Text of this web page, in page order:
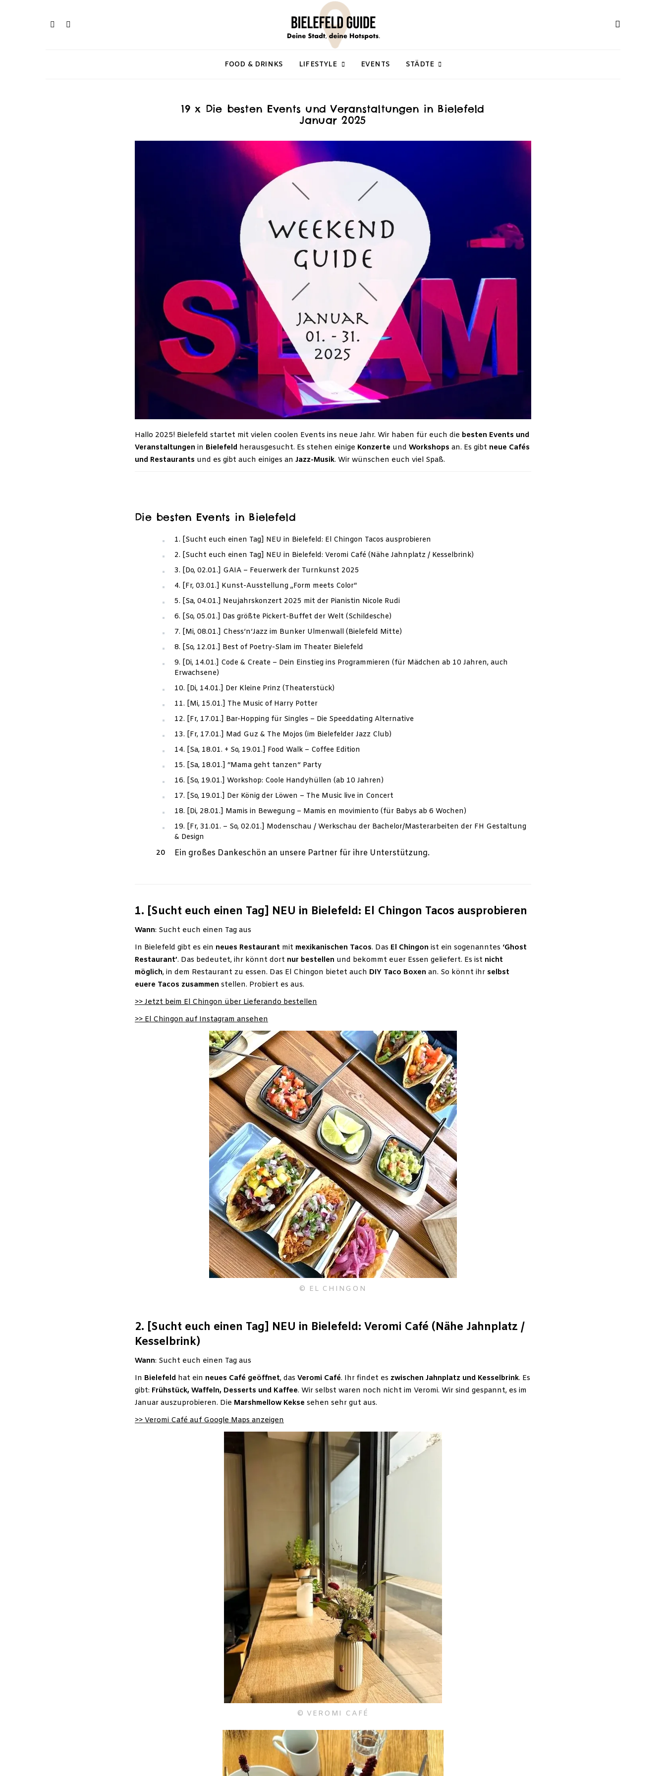
FOOD & DRINKS LIFESTYLE EVENTS STÄDTE
19 x Die besten Events und Veranstaltungen in Bielefeld
Januar 2025
Hallo 2025! Bielefeld startet mit vielen coolen Events ins neue Jahr. Wir haben für euch die besten Events und
Veranstaltungen in Bielefeld herausgesucht. Es stehen einige Konzerte und Workshops an. Es gibt neue Cafés
und Restaurants und es gibt auch einiges an Jazz-Musik. Wir wünschen euch viel Spaß.
Die besten Events in Bielefeld
1. [Sucht euch einen Tag] NEU in Bielefeld: El Chingon Tacos ausprobieren
2. [Sucht euch einen Tag] NEU in Bielefeld: Veromi Café (Nähe Jahnplatz / Kesselbrink)
3. [Do, 02.01.] GAIA – Feuerwerk der Turnkunst 2025
4. [Fr, 03.01.] Kunst-Ausstellung „Form meets Color“
5. [Sa, 04.01.] Neujahrskonzert 2025 mit der Pianistin Nicole Rudi
6. [So, 05.01.] Das größte Pickert-Buffet der Welt (Schildesche)
7. [Mi, 08.01.] Chess’n’Jazz im Bunker Ulmenwall (Bielefeld Mitte)
8. [So, 12.01.] Best of Poetry-Slam im Theater Bielefeld
9. [Di, 14.01.] Code & Create – Dein Einstieg ins Programmieren (für Mädchen ab 10 Jahren, auch
Erwachsene)
10. [Di, 14.01.] Der Kleine Prinz (Theaterstück)
11. [Mi, 15.01.] The Music of Harry Potter
12. [Fr, 17.01.] Bar-Hopping für Singles – Die Speeddating Alternative
13. [Fr, 17.01.] Mad Guz & The Mojos (im Bielefelder Jazz Club)
14. [Sa, 18.01. + So, 19.01.] Food Walk – Coffee Edition
15. [Sa, 18.01.] “Mama geht tanzen” Party
16. [So, 19.01.] Workshop: Coole Handyhüllen (ab 10 Jahren)
17. [So, 19.01.] Der König der Löwen – The Music live in Concert
18. [Di, 28.01.] Mamis in Bewegung – Mamis en movimiento (für Babys ab 6 Wochen)
19. [Fr, 31.01. – So, 02.01.] Modenschau / Werkschau der Bachelor/Masterarbeiten der FH Gestaltung
& Design
Ein großes Dankeschön an unsere Partner für ihre Unterstützung.
1. [Sucht euch einen Tag] NEU in Bielefeld: El Chingon Tacos ausprobieren
Wann: Sucht euch einen Tag aus
In Bielefeld gibt es ein neues Restaurant mit mexikanischen Tacos. Das El Chingon ist ein sogenanntes ‘Ghost
Restaurant’. Das bedeutet, ihr könnt dort nur bestellen und bekommt euer Essen geliefert. Es ist nicht
möglich, in dem Restaurant zu essen. Das El Chingon bietet auch DIY Taco Boxen an. So könnt ihr selbst
euere Tacos zusammen stellen. Probiert es aus.
>> Jetzt beim El Chingon über Lieferando bestellen
>> El Chingon auf Instagram ansehen
© EL CHINGON
2. [Sucht euch einen Tag] NEU in Bielefeld: Veromi Café (Nähe Jahnplatz /
Kesselbrink)
Wann: Sucht euch einen Tag aus
In Bielefeld hat ein neues Café geöffnet, das Veromi Café. Ihr findet es zwischen Jahnplatz und Kesselbrink. Es
gibt: Frühstück, Waffeln, Desserts und Kaffee. Wir selbst waren noch nicht im Veromi. Wir sind gespannt, es im
Januar auszuprobieren. Die Marshmellow Kekse sehen sehr gut aus.
>> Veromi Café auf Google Maps anzeigen
© VEROMI CAFÉ